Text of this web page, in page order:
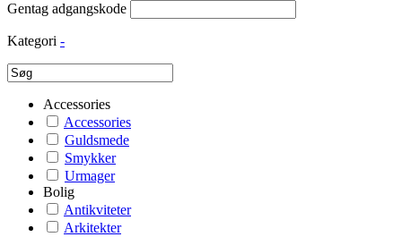
Gentag adgangskode
Kategori -
Accessories
Accessories
Guldsmede
Smykker
Urmager
Bolig
Antikviteter
Arkitekter